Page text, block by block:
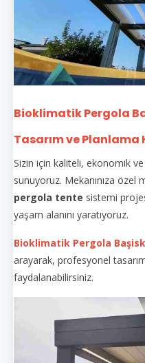
Bioklimatik Pergola
Tasarım ve Planlama
Sizin için kaliteli, ekonomik
sunuyoruz. Mekanınıza özel
pergola tente sistemi
yaşam alanını yaratıyoruz.
Bioklimatik Pergola
arayarak, profesyonel
faydalanabilirsiniz.